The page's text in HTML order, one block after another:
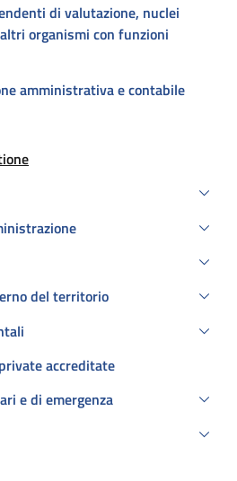
di valutazione, nuclei
organismi con funzioni
amministrativa e contabile
del territorio
accreditate
e di emergenza